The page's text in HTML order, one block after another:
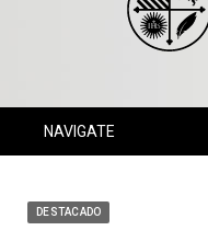
NAVIGATE
DESTACADO